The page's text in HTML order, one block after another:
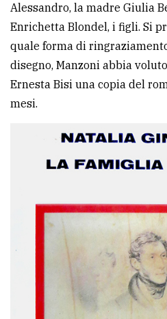
Alessandro, la madre Giulia
Enrichetta Blondel, i figli. Si
quale forma di
disegno, Manzoni abbia
Ernesta Bisi una copia del
mesi.